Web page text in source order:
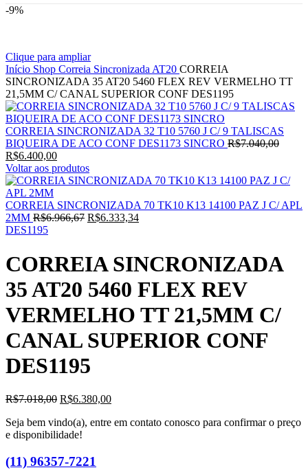
-9%
Clique para ampliar
Início Shop Correia SincronizadaAT20 CORREIA
SINCRONIZADA 35 AT20 5460 FLEX REV VERMELHO TT
21,5MM C/ CANAL SUPERIOR CONF DES1195
CORREIA SINCRONIZADA 32 T10 5760 J C/ 9 TALISCAS
BIQUEIRA DE ACO CONF DES1173 SINCRO R$7.040,00O
era:
R$6.400,00O
preço
atual
R$6.400,00.
Voltar aos produtos
CORREIA SINCRONIZADA 70 TK10 K13 14100 PAZ J C/ APL
2MM R$6.966,67 O
era:
R$6.966,67.
R$6.333,34O
é:
R$6.333,34.
DES1195
CORREIA SINCRONIZADA
35 AT20 5460 FLEX REV
VERMELHO TT 21,5MM C/
CANAL SUPERIOR CONF
DES1195
R$7.018,00 O
original
era:
R$6.380,00O
atual
Seja bem vindo(a), entre em contato conosco para confirmar o preço
e disponibilidade!
(11) 96357-7221